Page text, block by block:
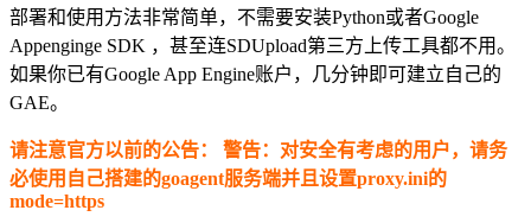
部署和使用方法非常简单，不需要安装Python或者Google
Appenginge SDK ，甚至连SDUpload第三方上传工具都不用。
如果你已有Google App Engine账户，几分钟即可建立自己的
GAE。
请注意官方以前的公告： 警告：对安全有考虑的用户，请务
必使用自己搭建的goagent服务端并且设置proxy.ini的
mode=https